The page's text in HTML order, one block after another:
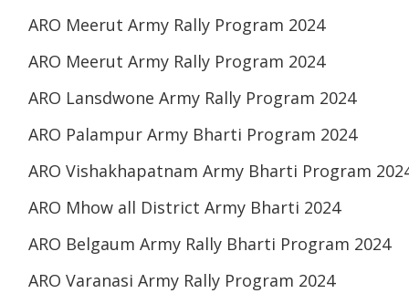
ARO Meerut Army Rally Program 2024
ARO Meerut Army Rally Program 2024
ARO Lansdwone Army Rally Program 2024
ARO Palampur Army Bharti Program 2024
ARO Vishakhapatnam Army Bharti Program
ARO Mhow all District Army Bharti 2024
ARO Belgaum Army Rally Bharti Program 2024
ARO Varanasi Army Rally Program 2024